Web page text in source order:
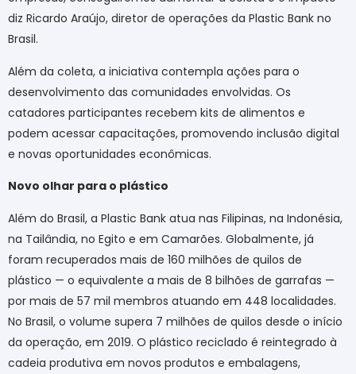
diz Ricardo Araújo, diretor de operações da Plastic Bank no
Brasil.
Além da coleta, a iniciativa contempla ações para o
desenvolvimento das comunidades envolvidas. Os
catadores participantes recebem kits de alimentos e
podem acessar capacitações, promovendo inclusão digital
e novas oportunidades econômicas.
Novo olhar para o plástico
Além do Brasil, a Plastic Bank atua nas Filipinas, na Indonésia,
na Tailândia, no Egito e em Camarões. Globalmente, já
foram recuperados mais de 160 milhões de quilos de
plástico — o equivalente a mais de 8 bilhões de garrafas —
por mais de 57 mil membros atuando em 448 localidades.
No Brasil, o volume supera 7 milhões de quilos desde o início
da operação, em 2019. O plástico reciclado é reintegrado à
cadeia produtiva em novos produtos e embalagens,